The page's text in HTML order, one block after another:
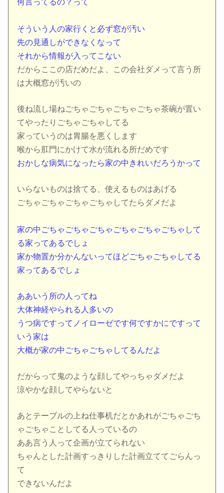
そういう人の家行くと必ず窓が汚い
先の見通しができなくなって
それから情報が入ってこない
だからここの店だめだよ、この会社ダメって言う所
は大概窓が汚いの
後ね流し場ねごちゃごちゃごちゃごちゃ茶碗が置い
てやったりごちゃごちゃしてる
家っていうのは胃腸を悪くします
喉から肛門にかけて水が流れる所だめです
おかしな病気になったら家の中きれいだろうかって
いらないものは捨てる、使えるものはあげる
ごちゃごちゃごちゃごちゃしてたらダメだよ
家の中ごちゃごちゃごちゃごちゃごちゃごちゃして
る家ってあるでしょ
家か物置か分かんないってほどごちゃごちゃしてる
家ってあるでしょ
ああいう所の人ってね
大体神経やられる人多いの
うつ病ですってノイローゼです何ですかにですって
いう家は
大概が家の中ごちゃごちゃしてるんだよ
だからって鬼のような顔してやっちゃダメだよ
涼やかな顔してやらないと
あとテーブルの上ね仕事机だとかあれがごちゃごち
ゃごちゃことしてる人っているの
ああ言う人って企画が立てられない
ちゃんとした計画すっきりした計画立ててごらんっ
て
できないんだよ